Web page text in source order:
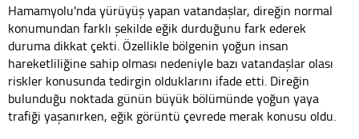
Hamamyolu'nda yürüyüş yapan vatandaşlar, direğin normal
konumundan farklı şekilde eğik durduğunu fark ederek
duruma dikkat çekti. Özellikle bölgenin yoğun insan
hareketliliğine sahip olması nedeniyle bazı vatandaşlar olası
riskler konusunda tedirgin olduklarını ifade etti. Direğin
bulunduğu noktada günün büyük bölümünde yoğun yaya
trafiği yaşanırken, eğik görüntü çevrede merak konusu oldu.